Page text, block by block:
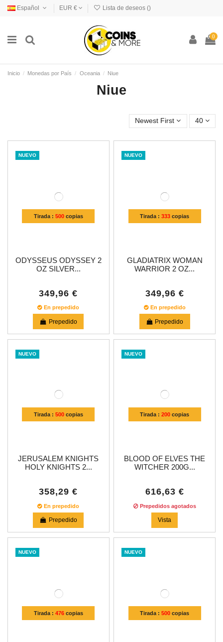
Español EUR € Lista de deseos ()
0
Inicio Monedas por País Oceania Niue
Niue
Newest First 40
Tirada : 500copias
NUEVO
ODYSSEUS ODYSSEY 2
OZ SILVER...
349,96 €
En prepedido
Prepedido
Tirada :333 copias
NUEVO
GLADIATRIX WOMAN
WARRIOR 2 OZ...
349,96 €
En prepedido
Prepedido
Tirada : 500copias
NUEVO
JERUSALEM KNIGHTS
HOLY KNIGHTS 2...
358,29 €
En prepedido
Prepedido
Tirada :200 copias
NUEVO
BLOOD OF ELVES THE
WITCHER 200G...
616,63 €
Prepedidos agotados
Vista
Tirada : 476copias
NUEVO
Tirada :500 copias
NUEVO